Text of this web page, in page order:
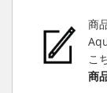
商
こ
商